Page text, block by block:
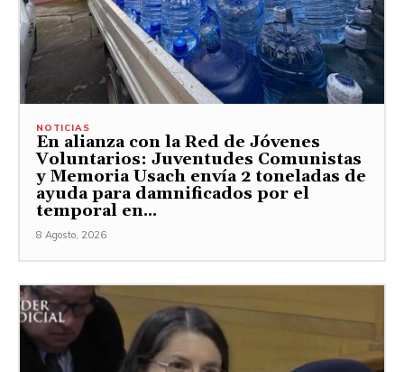
NOTICIAS
En alianza con la Red de Jóvenes
Voluntarios: Juventudes Comunistas
y Memoria Usach envía 2 toneladas de
ayuda para damnificados por el
temporal en...
8 Agosto, 2026